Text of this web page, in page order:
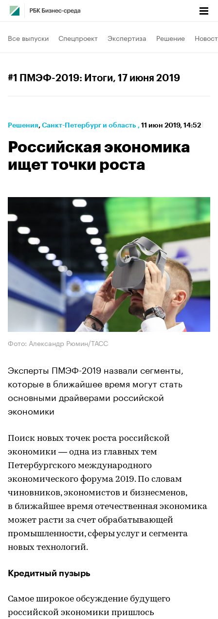
Все выпуски Спецпроект Экспертиза Решение
#1 ПМЭФ-2019: Итоги, 17 июня 2019
Решения⁠, Санкт-Петербург и область , 11 июн 2019, 14:52
Российская экономика
ищет точки роста
Фото: Александр Рюмин/ТАСС
Эксперты ПМЭФ-2019 назвали сегменты,
которые в ближайшее время могут стать
основными драйверами российской
экономики
Поиск новых точек роста российской
экономики — одна из главных тем
Петербургского международного
экономического форума 2019. По словам
чиновников, экономистов и бизнесменов,
в ближайшее время отечественная экономика
может расти за счет обрабатывающей
промышленности, сферы услуг и сегмента
новых технологий.
Кредитный пузырь
Самое широкое обсуждение будущего
российской экономики пришлось